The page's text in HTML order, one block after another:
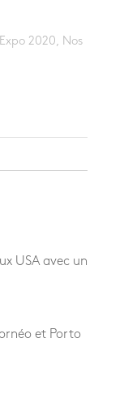
Expo 2020 , Nos
USA avec un
et Porto